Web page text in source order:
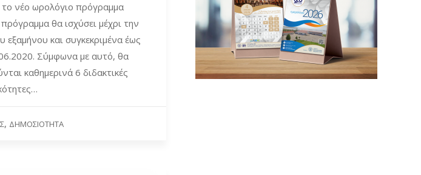
το νέο ωρολόγιο πρόγραμμα
θα ισχύσει μέχρι την
εξαμήνου και συγκεκριμένα έως
Σύμφωνα με αυτό, θα
καθημερινά 6 διδακτικές
, ΔΗΜΟΣΙΌΤΗΤΑ